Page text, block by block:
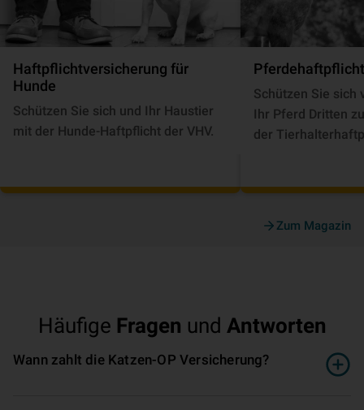
Haft­pflicht­ver­si­che­rung für
Hunde
Schützen Sie sich und Ihr Haustier
mit der Hunde-Haftpflicht der VHV.
Pferde­haft­pflicht
Schützen Sie sich
Ihr Pferd Dritten
der
Zum Magazin
Häufige Fragen und Antworten
Wann zahlt die Katzen-OP Versicherung?